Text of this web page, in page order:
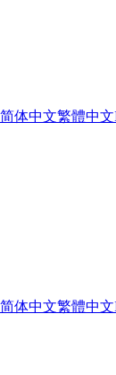
简体中文繁體中文
简体中文繁體中文